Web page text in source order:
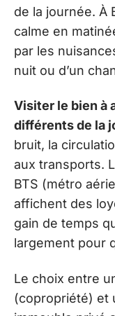
de la journée. À
calme en
par les
nuit ou d’un
Visiter le bien à
différents de la
bruit, la
aux transports.
BTS (métro
affichent des
gain de temps
largement pour
Le choix entre
(copropriété) et